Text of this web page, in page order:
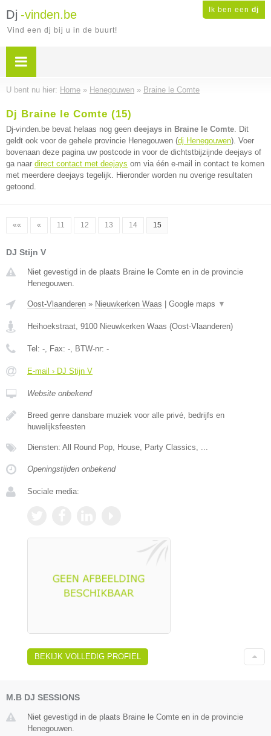
Ik ben een dj
Dj -vinden.be
Vind een dj bij u in de buurt!
U bent nu hier: Home » Henegouwen » Braine le Comte
Dj Braine le Comte (15)
Dj-vinden.be bevat helaas nog geen deejays in Braine le Comte. Dit
geldt ook voor de gehele provincie Henegouwen (dj Henegouwen). Voer
bovenaan deze pagina uw postcode in voor de dichtstbijzijnde deejays of
ga naar direct contact met deejays om via één e-mail in contact te komen
met meerdere deejays tegelijk. Hieronder worden nu overige resultaten
getoond.
«« « 11 12 13 14 15
DJ Stijn V
Niet gevestigd in de plaats Braine le Comte en in de provincie
Henegouwen.
Oost-Vlaanderen » Nieuwkerken Waas Google maps ▼
Heihoekstraat, 9100 Nieuwkerken Waas (Oost-Vlaanderen)
Tel: -, Fax: -, BTW-nr: -
E-mail › DJ Stijn V
Website onbekend
Breed genre dansbare muziek voor alle privé, bedrijfs en
huwelijksfeesten
Diensten: All Round Pop, House, Party Classics, ...
Openingstijden onbekend
Sociale media:
BEKIJK VOLLEDIG PROFIEL
M.B DJ SESSIONS
Niet gevestigd in de plaats Braine le Comte en in de provincie
Henegouwen.